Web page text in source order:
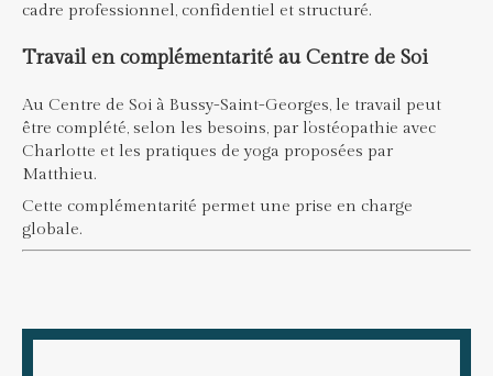
cadre professionnel, confidentiel et structuré.
Travail en complémentarité au Centre de Soi
Au Centre de Soi à Bussy-Saint-Georges, le travail peut
être complété, selon les besoins, par l’ostéopathie avec
Charlotte et les pratiques de yoga proposées par
Matthieu.
Cette complémentarité permet une prise en charge
globale.